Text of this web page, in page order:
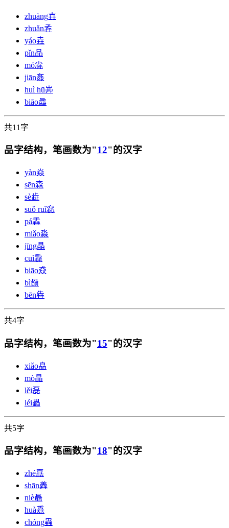
zhuàng壵
zhuǎn孨
yáo垚
pǐn品
mó尛
jiān姦
huì hū芔
biāo骉
共11字
品字结构，笔画数为"12"的汉字
yàn焱
sēn森
sè歮
suǒ ruǐ惢
pá掱
miǎo淼
jīng晶
cuì毳
biāo猋
bì赑
bēn犇
共4字
品字结构，笔画数为"15"的汉字
xiǎo皛
mò瞐
lěi磊
léi畾
共5字
品字结构，笔画数为"18"的汉字
zhé嚞
shān羴
niè聶
huà舙
chóng蟲